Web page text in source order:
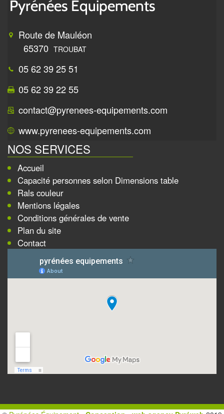
Route de Mauléon
65370 TROUBAT
05 62 39 25 51
05 62 39 22 55
contact@pyrenees-equipements.com
www.pyrenees-equipements.com
NOS SERVICES
Accueil
Capacité personnes selon Dimensions table
Rals couleur
Mentions légales
Conditions générales de vente
Plan du site
Contact